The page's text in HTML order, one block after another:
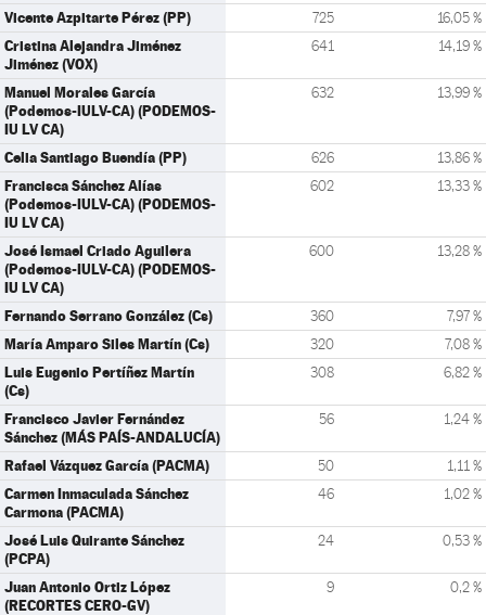
Vicente Azpitarte Pérez (PP) 725 16,05 %
Cristina Alejandra Jiménez
Jiménez (VOX)
641 14,19 %
Manuel Morales García
(Podemos-IULV-CA) (PODEMOS-
IU LV CA)
632 13,99 %
Celia Santiago Buendía (PP) 626 13,86 %
Francisca Sánchez Alías
(Podemos-IULV-CA) (PODEMOS-
IU LV CA)
602 13,33 %
José Ismael Criado Aguilera
(Podemos-IULV-CA) (PODEMOS-
IU LV CA)
600 13,28 %
Fernando Serrano González (Cs) 360 7,97 %
María Amparo Siles Martín (Cs) 320 7,08 %
Luis Eugenio Pertíñez Martín
(Cs)
308 6,82 %
Francisco Javier Fernández
Sánchez (MÁS PAÍS-ANDALUCÍA)
56 1,24 %
Rafael Vázquez García (PACMA) 50 1,11 %
Carmen Inmaculada Sánchez
Carmona (PACMA)
46 1,02 %
José Luis Quirante Sánchez
(PCPA)
24 0,53 %
Juan Antonio Ortiz López
(RECORTES CERO-GV)
9 0,2 %